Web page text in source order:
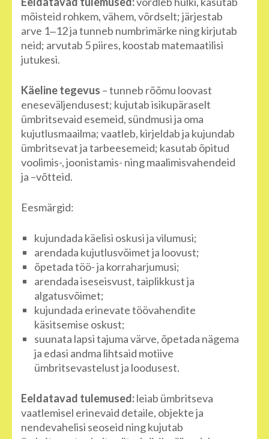
mõisteid rohkem, vähem, võrdselt; järjestab
arve 1‒12 ja tunneb numbrimärke ning kirjutab
neid; arvutab 5 piires, koostab matemaatilisi
jutukesi.
Käeline tegevus – tunneb rõõmu loovast
eneseväljendusest; kujutab isikupäraselt
ümbritsevaid esemeid, sündmusi ja oma
kujutlusmaailma; vaatleb, kirjeldab ja kujundab
ümbritsevat ja tarbeesemeid; kasutab õpitud
voolimis-, joonistamis- ning maalimisvahendeid
ja –võtteid.
Eesmärgid:
kujundada käelisi oskusi ja vilumusi;
arendada kujutlusvõimet ja loovust;
õpetada töö- ja korraharjumusi;
arendada iseseisvust, taiplikkust ja
algatusvõimet;
kujundada erinevate töövahendite
käsitsemise oskust;
suunata lapsi tajuma värve, õpetada nägema
ja edasi andma lihtsaid motiive
ümbritsevastelust ja loodusest.
Eeldatavad tulemused:leiab ümbritseva
vaatlemisel erinevaid detaile, objekte ja
nendevahelisi seoseid ning kujutab